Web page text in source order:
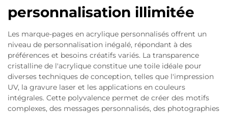
personnalisation illimitée
Les marque-pages en acrylique personnalisés offrent un
niveau de personnalisation inégalé, répondant à des
préférences et besoins créatifs variés. La transparence
cristalline de l'acrylique constitue une toile idéale pour
diverses techniques de conception, telles que l'impression
UV, la gravure laser et les applications en couleurs
intégrales. Cette polyvalence permet de créer des motifs
complexes, des messages personnalisés, des photographies